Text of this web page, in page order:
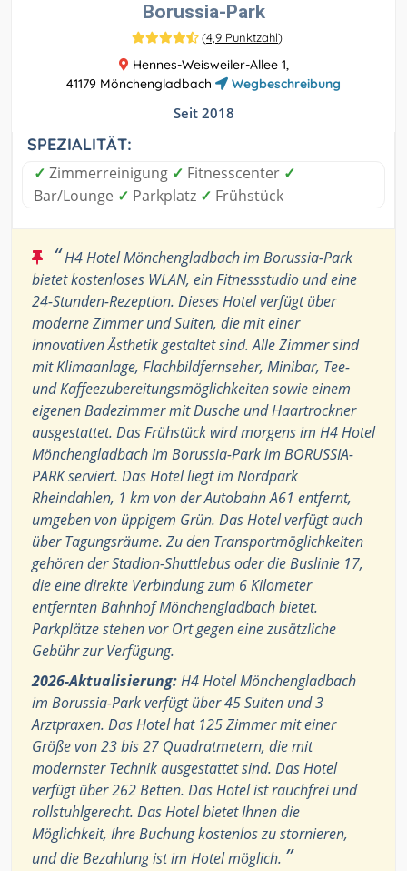
Borussia-Park
(4,9 Punktzahl)
Hennes-Weisweiler-Allee 1,
41179 Mönchengladbach
Wegbeschreibung
Seit 2018
SPEZIALITÄT:
✓ Zimmerreinigung ✓ Fitnesscenter ✓
Bar/Lounge ✓ Parkplatz ✓ Frühstück
“H4 Hotel Mönchengladbach im Borussia-Park
bietet kostenloses WLAN, ein Fitnessstudio und eine
24-Stunden-Rezeption. Dieses Hotel verfügt über
moderne Zimmer und Suiten, die mit einer
innovativen Ästhetik gestaltet sind. Alle Zimmer sind
mit Klimaanlage, Flachbildfernseher, Minibar, Tee-
und Kaffeezubereitungsmöglichkeiten sowie einem
eigenen Badezimmer mit Dusche und Haartrockner
ausgestattet. Das Frühstück wird morgens im H4 Hotel
Mönchengladbach im Borussia-Park im BORUSSIA-
PARK serviert. Das Hotel liegt im Nordpark
Rheindahlen, 1 km von der Autobahn A61 entfernt,
umgeben von üppigem Grün. Das Hotel verfügt auch
über Tagungsräume. Zu den Transportmöglichkeiten
gehören der Stadion-Shuttlebus oder die Buslinie 17,
die eine direkte Verbindung zum 6 Kilometer
entfernten Bahnhof Mönchengladbach bietet.
Parkplätze stehen vor Ort gegen eine zusätzliche
Gebühr zur Verfügung.
2026-Aktualisierung:H4 Hotel Mönchengladbach
im Borussia-Park verfügt über 45 Suiten und 3
Arztpraxen. Das Hotel hat 125 Zimmer mit einer
Größe von 23 bis 27 Quadratmetern, die mit
modernster Technik ausgestattet sind. Das Hotel
verfügt über 262 Betten. Das Hotel ist rauchfrei und
rollstuhlgerecht. Das Hotel bietet Ihnen die
Möglichkeit, Ihre Buchung kostenlos zu stornieren,
und die Bezahlung ist im Hotel möglich. ”